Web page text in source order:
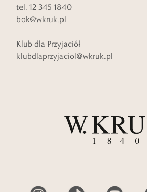
tel. 12 345 1840
bok@wkruk.pl
Klub dla Przyjaciół
klubdlaprzyjaciol@wkruk.pl